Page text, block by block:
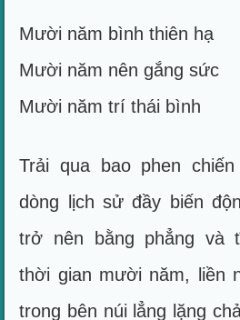
Mười năm bình thiên hạ
Mười năm nên gắng sức
Mười năm trí thái bình
Trải qua bao phen
dòng lịch sử đầy biến
trở nên bằng phẳng và
thời gian mười năm, liền
trong bên núi lẳng lặng